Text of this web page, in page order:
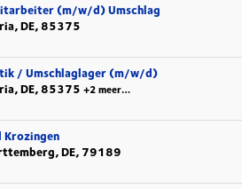
(m/w/d) Umschlag
DE, 85375
/ Umschlaglager (m/w/d)
DE, 85375 +2 meer…
DE, 79189